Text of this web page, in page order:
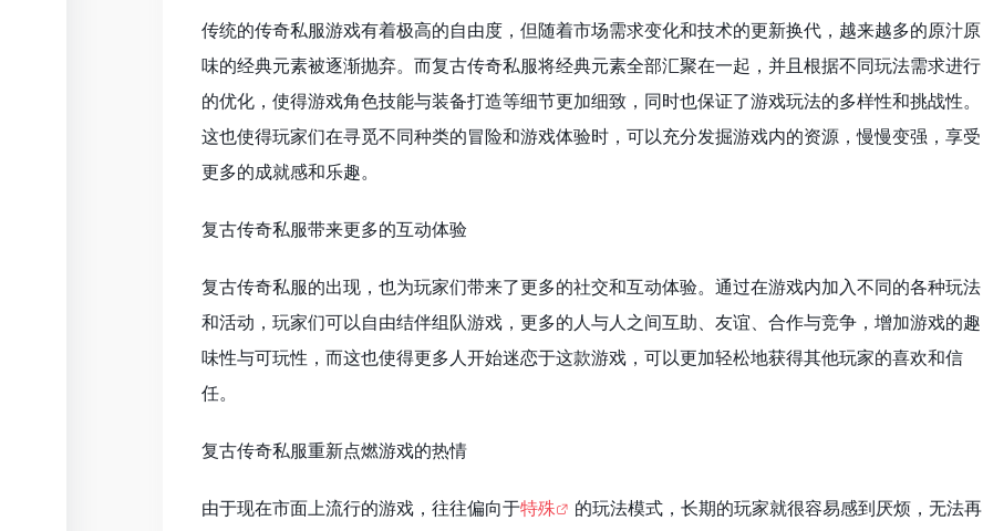
传统的传奇私服游戏有着极高的自由度，但随着市场需求变化和技术的更新换代，越来越多的原汁原
味的经典元素被逐渐抛弃。而复古传奇私服将经典元素全部汇聚在一起，并且根据不同玩法需求进行
的优化，使得游戏角色技能与装备打造等细节更加细致，同时也保证了游戏玩法的多样性和挑战性。
这也使得玩家们在寻觅不同种类的冒险和游戏体验时，可以充分发掘游戏内的资源，慢慢变强，享受
更多的成就感和乐趣。
复古传奇私服带来更多的互动体验
复古传奇私服的出现，也为玩家们带来了更多的社交和互动体验。通过在游戏内加入不同的各种玩法
和活动，玩家们可以自由结伴组队游戏，更多的人与人之间互助、友谊、合作与竞争，增加游戏的趣
味性与可玩性，而这也使得更多人开始迷恋于这款游戏，可以更加轻松地获得其他玩家的喜欢和信
任。
复古传奇私服重新点燃游戏的热情
由于现在市面上流行的游戏，往往偏向于特殊
的玩法模式，长期的玩家就很容易感到厌烦，无法再